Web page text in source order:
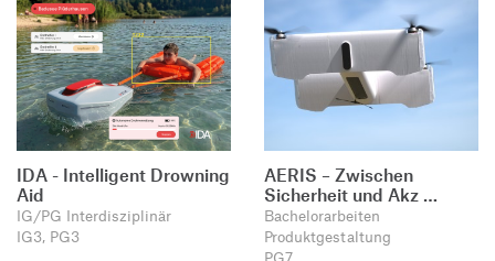
IDA - Intelligent Drowning
Aid
IG/PG Interdisziplinär
IG3, PG3
AERIS – Zwischen
Sicherheit und Akz …
Bachelorarbeiten
Produktgestaltung